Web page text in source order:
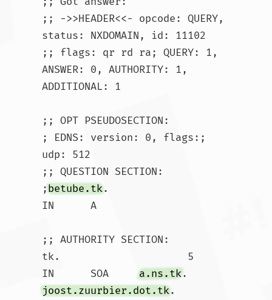
;; ->>HEADER<<- opcode: QUERY,
status: NXDOMAIN, id: 11102
;; flags: qr rd ra; QUERY: 1,
ANSWER: 0, AUTHORITY: 1,
ADDITIONAL: 1
;; OPT PSEUDOSECTION:
; EDNS: version: 0, flags:;
udp: 512
;; QUESTION SECTION:
;betube.tk.
IN	A
;; AUTHORITY SECTION:
tk.			5
IN	SOA a.ns.tk.
joost.zuurbier.dot.tk.